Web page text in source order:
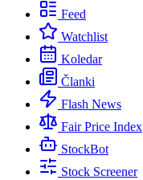
Feed
Watchlist
Koledar
Članki
Flash News
Fair Price Index
StockBot
Stock Screener